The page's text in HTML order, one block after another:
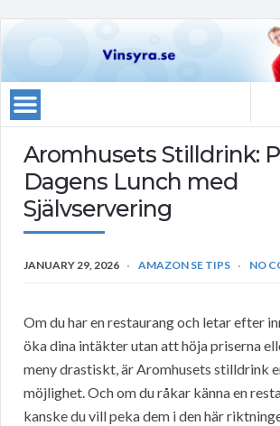
Aromhusets Stilldrink:
Dagens Lunch med
Självservering
JANUARY 29, 2026 AMAZON SE TIPS NO
Om du har en restaurang och letar efter
öka dina intäkter utan att höja priserna
meny drastiskt, är Aromhusets stilldrink
möjlighet. Och om du råkar känna en
kanske du vill peka dem i den här